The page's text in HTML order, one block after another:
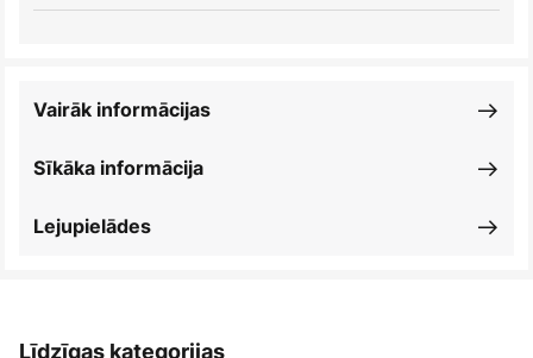
Sīkāka informācija
Vairāk informācijas
Lejupielādes
Līdzīgas kategorijas